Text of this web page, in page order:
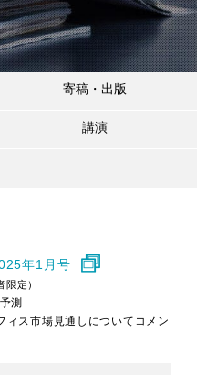
講演
年1月号
限定）
測
ィス市場見通しについてコメン
寄稿・出版